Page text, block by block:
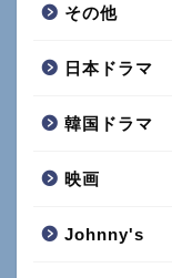
その他
日本ドラマ
韓国ドラマ
映画
Johnny's